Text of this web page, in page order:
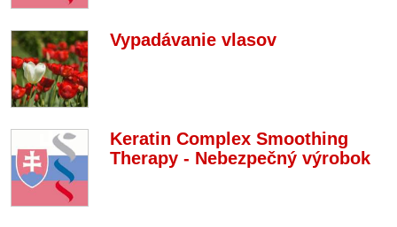
Vypadávanie vlasov
Keratin Complex Smoothing
Therapy - Nebezpečný výrobok